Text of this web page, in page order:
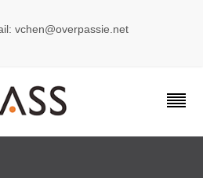
vchen@overpassie.net